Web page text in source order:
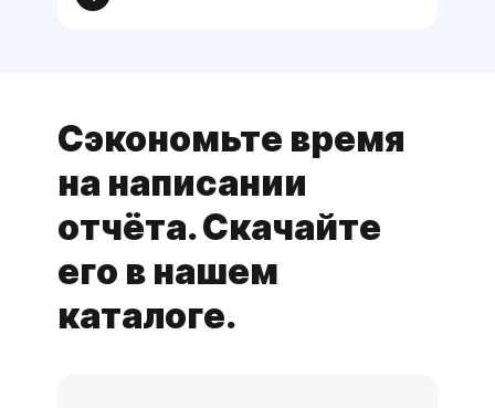
Сэкономьте время
на написании
отчёта. Скачайте
его в нашем
каталоге.